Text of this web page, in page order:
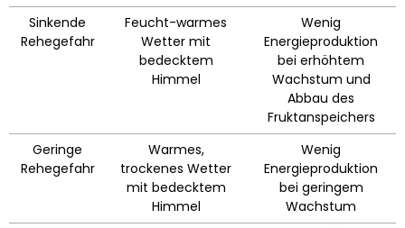
Sinkende
Rehegefahr
Feucht-warmes
Wetter mit
bedecktem
Himmel
Wenig
Energieproduktion
bei erhöhtem
Wachstum und
Abbau des
Fruktanspeichers
Geringe
Rehegefahr
Warmes,
trockenes Wetter
mit bedecktem
Himmel
Wenig
Energieproduktion
bei geringem
Wachstum